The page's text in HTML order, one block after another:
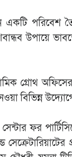
পরিবেশ
উপায়ে
অফিসের
বিভিন্ন
ফর